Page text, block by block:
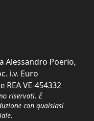
Alessandro Poerio,
i.v. Euro
REA VE-454332
riservati. È
con qualsiasi